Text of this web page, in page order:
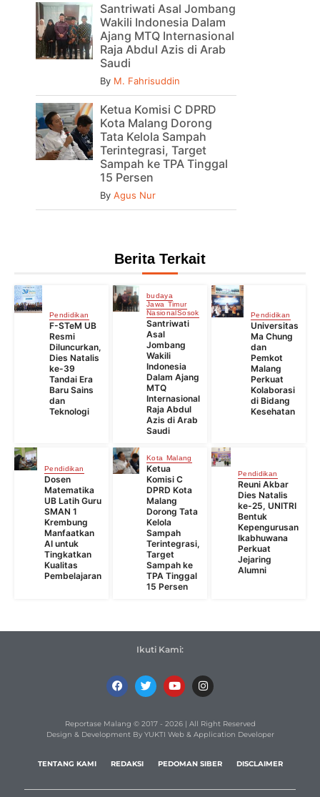
Santriwati Asal Jombang
Wakili Indonesia Dalam
Ajang MTQ Internasional
Raja Abdul Azis di Arab
Saudi
By M. Fahrisuddin
Ketua Komisi C DPRD
Kota Malang Dorong
Tata Kelola Sampah
Terintegrasi, Target
Sampah ke TPA Tinggal
15 Persen
By Agus Nur
Berita Terkait
Pendidikan
F-STeM UB
Resmi
Diluncurkan,
Dies Natalis
ke-39
Tandai Era
Baru Sains
dan
Teknologi
budaya
Jawa Timur
NasionalSosok
Santriwati
Asal
Jombang
Wakili
Indonesia
Dalam Ajang
MTQ
Internasional
Raja Abdul
Azis di Arab
Saudi
Pendidikan
Universitas
Ma Chung
dan
Pemkot
Malang
Perkuat
Kolaborasi
di Bidang
Kesehatan
Pendidikan
Dosen
Matematika
UB Latih Guru
SMAN 1
Krembung
Manfaatkan
AI untuk
Tingkatkan
Kualitas
Pembelajaran
Kota Malang
Ketua
Komisi C
DPRD Kota
Malang
Dorong Tata
Kelola
Sampah
Terintegrasi,
Target
Sampah ke
TPA Tinggal
15 Persen
Pendidikan
Reuni Akbar
Dies Natalis
ke-25, UNITRI
Bentuk
Kepengurusan
Ikabhuwana
Perkuat
Jejaring
Alumni
Ikuti Kami:
Reportase Malang © 2017 - 2026 | All Right Reserved
Design & Development By YUKTI Web & Application Developer
TENTANG KAMI REDAKSI PEDOMAN SIBER DISCLAIMER